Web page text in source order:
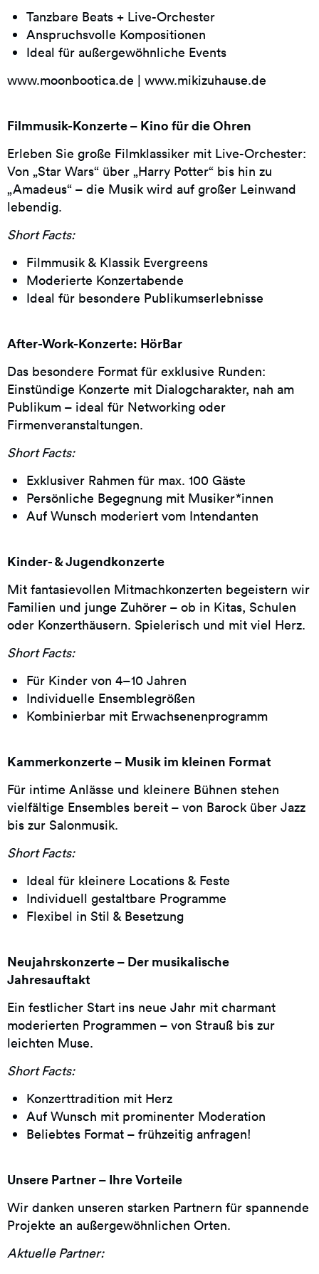
Tanzbare Beats + Live-Orchester
Anspruchsvolle Kompositionen
Ideal für außergewöhnliche Events
www.moonbootica.de | www.mikizuhause.de
Filmmusik-Konzerte – Kino für die Ohren
Erleben Sie große Filmklassiker mit Live-Orchester:
Von „Star Wars“ über „Harry Potter“ bis hin zu
„Amadeus“ – die Musik wird auf großer Leinwand
lebendig.
Short Facts:
Filmmusik & Klassik Evergreens
Moderierte Konzertabende
Ideal für besondere Publikumserlebnisse
After-Work-Konzerte: HörBar
Das besondere Format für exklusive Runden:
Einstündige Konzerte mit Dialogcharakter, nah am
Publikum – ideal für Networking oder
Firmenveranstaltungen.
Short Facts:
Exklusiver Rahmen für max. 100 Gäste
Persönliche Begegnung mit Musiker*innen
Auf Wunsch moderiert vom Intendanten
Kinder- & Jugendkonzerte
Mit fantasievollen Mitmachkonzerten begeistern wir
Familien und junge Zuhörer – ob in Kitas, Schulen
oder Konzerthäusern. Spielerisch und mit viel Herz.
Short Facts:
Für Kinder von 4–10 Jahren
Individuelle Ensemblegrößen
Kombinierbar mit Erwachsenenprogramm
Kammerkonzerte – Musik im kleinen Format
Für intime Anlässe und kleinere Bühnen stehen
vielfältige Ensembles bereit – von Barock über Jazz
bis zur Salonmusik.
Short Facts:
Ideal für kleinere Locations & Feste
Individuell gestaltbare Programme
Flexibel in Stil & Besetzung
Neujahrskonzerte – Der musikalische
Jahresauftakt
Ein festlicher Start ins neue Jahr mit charmant
moderierten Programmen – von Strauß bis zur
leichten Muse.
Short Facts:
Konzerttradition mit Herz
Auf Wunsch mit prominenter Moderation
Beliebtes Format – frühzeitig anfragen!
Unsere Partner – Ihre Vorteile
Wir danken unseren starken Partnern für spannende
Projekte an außergewöhnlichen Orten.
Aktuelle Partner: